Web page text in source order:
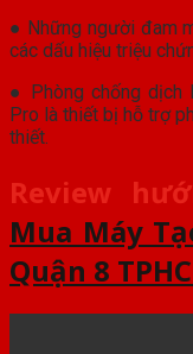
● Những người đam
các dấu hiệu triệu
● Phòng chống dịch
Pro là thiết bị hỗ trợ
thiết.
Review
Mua Máy
Quận 8